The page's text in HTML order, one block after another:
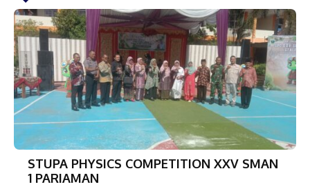
STUPA PHYSICS COMPETITION XXV SMAN
1 PARIAMAN